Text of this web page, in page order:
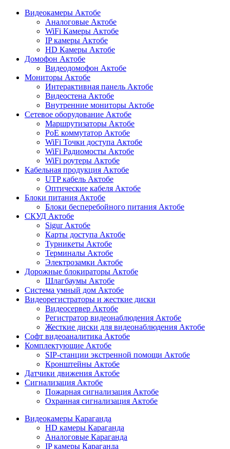
Видеокамеры Актобе
Аналоговые Актобе
WiFi Камеры Актобе
IP камеры Актобе
HD Камеры Актобе
Домофон Актобе
Видеодомофон Актобе
Мониторы Актобе
Интерактивная панель Актобе
Видеостена Актобе
Внутренние мониторы Актобе
Сетевое оборудование Актобе
Маршрутизаторы Актобе
PoE коммутатор Актобе
WiFi Точки доступа Актобе
WiFi Радиомосты Актобе
WiFi роутеры Актобе
Кабельная продукция Актобе
UTP кабель Актобе
Оптические кабеля Актобе
Блоки питания Актобе
Блоки бесперебойного питания Актобе
СКУД Актобе
Sigur Актобе
Карты доступа Актобе
Турникеты Актобе
Терминалы Актобе
Электрозамки Актобе
Дорожные блокираторы Актобе
Шлагбаумы Актобе
Система умный дом Актобе
Видеорегистраторы и жесткие диски
Видеосервер Актобе
Регистратор видеонаблюдения Актобе
Жесткие диски для видеонаблюдения Актобе
Софт видеоаналитика Актобе
Комплектующие Актобе
SIP-станции экстренной помощи Актобе
Кронштейны Актобе
Датчики движения Актобе
Сигнализация Актобе
Пожарная сигнализация Актобе
Охранная сигнализация Актобе
Видеокамеры Караганда
HD камеры Караганда
Аналоговые Караганда
IP камеры Караганда